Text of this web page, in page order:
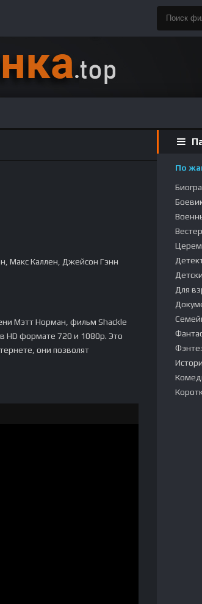
Макс Каллен, Джейсон Гэнн
Мэтт Норман, фильм Shackle
HD формате 720 и 1080p. Это
они позволят
По
Для